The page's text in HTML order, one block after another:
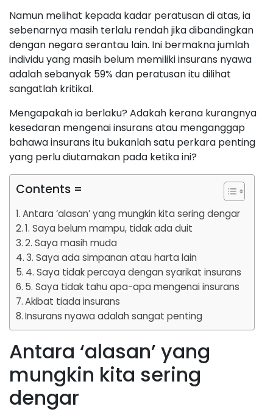
Namun melihat kepada kadar peratusan di atas, ia
sebenarnya masih terlalu rendah jika dibandingkan
dengan negara serantau lain. Ini bermakna jumlah
individu yang masih belum memiliki insurans nyawa
adalah sebanyak 59% dan peratusan itu dilihat
sangatlah kritikal.
Mengapakah ia berlaku? Adakah kerana kurangnya
kesedaran mengenai insurans atau menganggap
bahawa insurans itu bukanlah satu perkara penting
yang perlu diutamakan pada ketika ini?
Contents =
Antara ‘alasan’ yang mungkin kita sering dengar
1. Saya belum mampu, tidak ada duit
2. Saya masih muda
3. Saya ada simpanan atau harta lain
4. Saya tidak percaya dengan syarikat insurans
5. Saya tidak tahu apa-apa mengenai insurans
Akibat tiada insurans
Insurans nyawa adalah sangat penting
Antara ‘alasan’ yang
mungkin kita sering
dengar